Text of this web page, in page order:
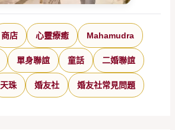
商店 心靈療癒 Mahamudra
單身聯誼 童話 二婚聯誼
天珠 婚友社 婚友社常見問題